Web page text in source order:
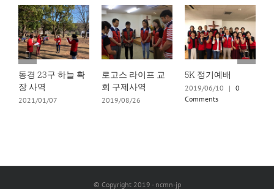
로고스 라이프 교
회 구제사역
2019/08/26
5K 정기예배
2019/06/10
Comments
2021 함께 걸어요
MY 5K !!!
2021/11/03
© Copyright 2019 - ncmn-jp